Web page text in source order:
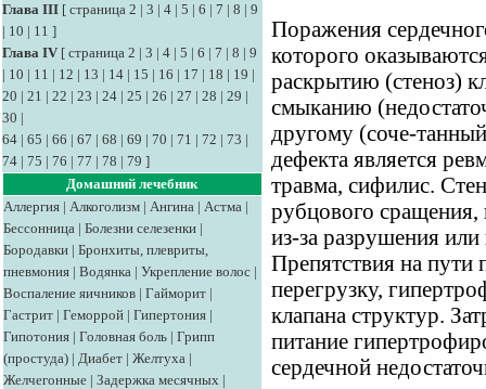
Глава III [ страница 2 | 3 | 4 | 5 | 6 | 7 | 8 | 9
| 10 | 11 ]
Глава IV [ страница 2 | 3 | 4 | 5 | 6 | 7 | 8 | 9
| 10 | 11 | 12 | 13 | 14 | 15 | 16 | 17 | 18 | 19 |
20 | 21 | 22 | 23 | 24 | 25 | 26 | 27 | 28 | 29 |
30 |
64 | 65 | 66 | 67 | 68 | 69 | 70 | 71 | 72 | 73 |
74 | 75 | 76 | 77 | 78 | 79 ]
Домашний лечебник
Аллергия | Алкоголизм | Ангина | Астма |
Бессонница | Болезни селезенки |
Бородавки | Бронхиты, плевриты,
пневмония | Водянка | Укрепление волос |
Воспаление яичников | Гайморит |
Гастрит | Геморрой | Гипертония |
Гипотония | Головная боль | Грипп
(простуда) | Диабет | Желтуха |
Желчегонные | Задержка месячных |
Поражения
которого
раскрытию (стеноз)
смыканию
другому (соче-
дефекта является
травма, сифилис.
рубцового сращения,
из-за разрушения
Препятствия на
перегрузку,
клапана структур.
питание
сердечной